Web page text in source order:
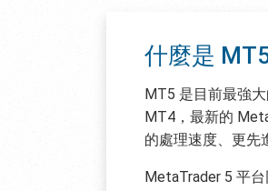
什麼是
MT5 是目前最強
MT4，最新的
的處理速度、更先
MetaTrader 5 平